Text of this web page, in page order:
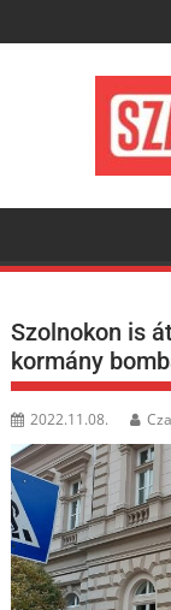
to
Szolnokon is
kormány
2022.11.08.